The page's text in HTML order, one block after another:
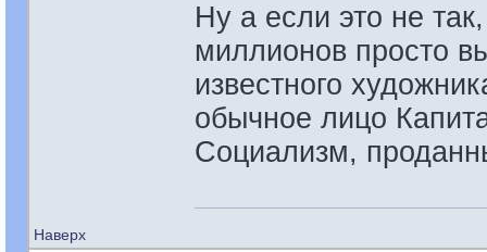
Ну а если это не
миллионов просто
известного
обычное лицо
Социализм,
Наверх